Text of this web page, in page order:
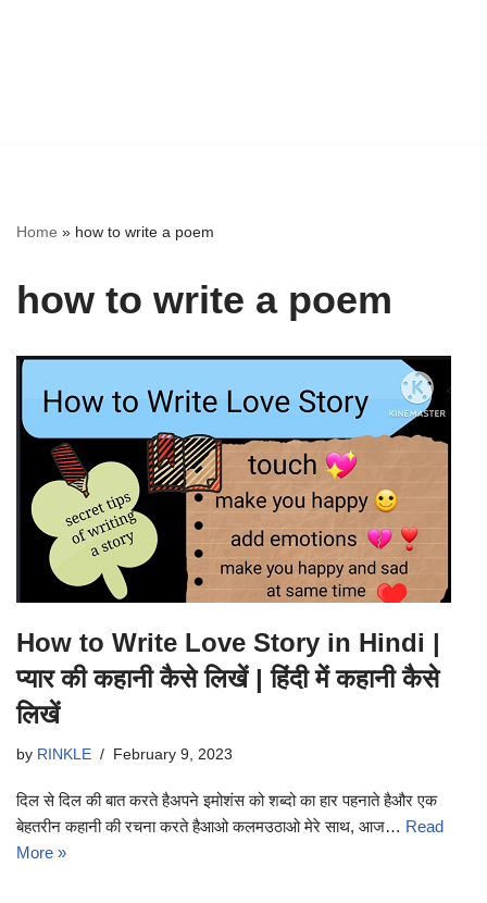
Home » how to write a poem
how to write a poem
How to Write Love Story in Hindi |
प्यार की कहानी कैसे लिखें | हिंदी में कहानी कैसे
लिखें
by RINKLE February 9, 2023
दिल से दिल की बात करते हैअपने इमोशंस को शब्दो का हार पहनाते हैऔर एक
बेहतरीन कहानी की रचना करते हैआओ कलमउठाओ मेरे साथ, आज… Read
More »